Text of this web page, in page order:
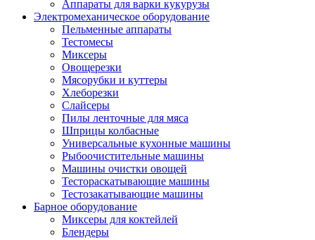
Аппараты для варки кукурузы
Электромеханическое оборудование
Пельменные аппараты
Тестомесы
Миксеры
Овощерезки
Мясорубки и куттеры
Хлеборезки
Слайсеры
Пилы ленточные для мяса
Шприцы колбасные
Универсальные кухонные машины
Рыбоочистительные машины
Машины очистки овощей
Тестораскатывающие машины
Тестозакатывающие машины
Барное оборудование
Миксеры для коктейлей
Блендеры